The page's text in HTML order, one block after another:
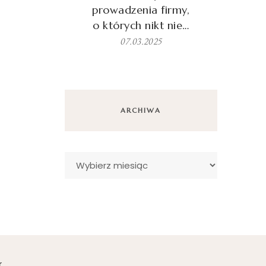
prowadzenia firmy,
o których nikt nie…
07.03.2025
ARCHIWA